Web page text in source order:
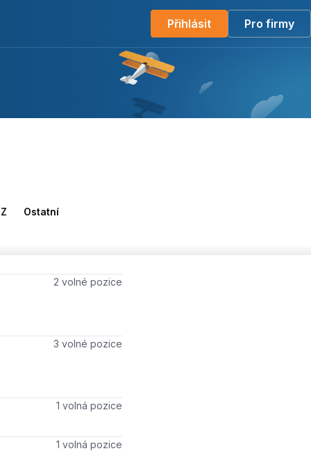
Přihlásit Pro firmy
Z Ostatní
Počet volných míst
2 volné pozice
Počet volných míst
3 volné pozice
Počet volných míst
1 volná pozice
Počet volných míst
1 volná pozice